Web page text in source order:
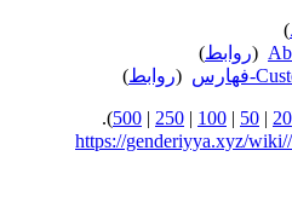
)
(روابط)
(روابط)
20
|
50
|
100
|
250
|
500
).
https://genderiyya.xyz/wiki/خاص:ما_يربط_هنا/